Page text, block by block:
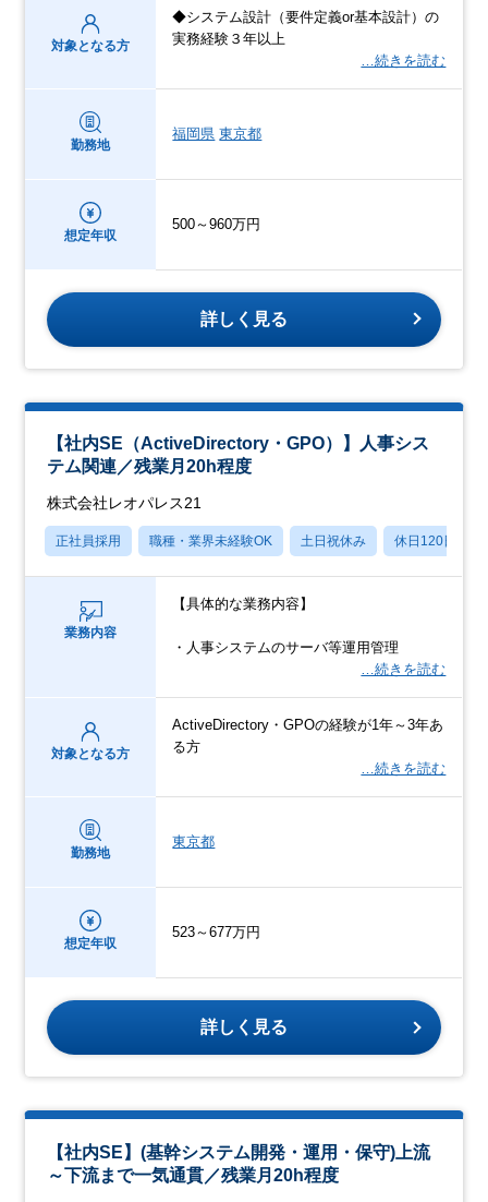
対象となる方
◆システム設計（要件定義or基本設計）の
実務経験３年以上
…続きを読む
勤務地
福岡県 東京都
想定年収
500～960万円
詳しく見る
【社内SE（ActiveDirectory・GPO）】人事シス
テム関連／残業月20h程度
株式会社レオパレス21
正社員採用 職種・業界未経験OK 土日祝休み 休日120日以上
業務内容
【具体的な業務内容】
・人事システムのサーバ等運用管理
…続きを読む
対象となる方
ActiveDirectory・GPOの経験が1年～3年あ
る方
…続きを読む
勤務地
東京都
想定年収
523～677万円
詳しく見る
【社内SE】(基幹システム開発・運用・保守)上流
～下流まで一気通貫／残業月20h程度